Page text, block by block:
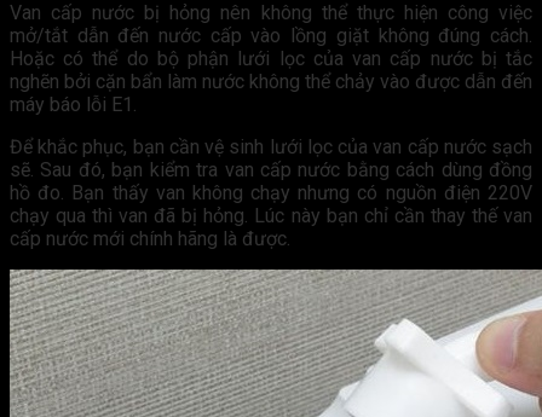
Van cấp nước bị hỏng nên không thể thực hiện công việc
mở/tắt dẫn đến nước cấp vào lồng giặt không đúng cách.
Hoặc có thể do bộ phận lưới lọc của van cấp nước bị tắc
nghẽn bởi cặn bẩn làm nước không thể chảy vào được dẫn đến
máy báo lỗi E1.
Để khắc phục, bạn cần vệ sinh lưới lọc của van cấp nước sạch
sẽ. Sau đó, bạn kiểm tra van cấp nước bằng cách dùng đồng
hồ đo. Bạn thấy van không chạy nhưng có nguồn điện 220V
chạy qua thì van đã bị hỏng. Lúc này bạn chỉ cần thay thế van
cấp nước mới chính hãng là được.